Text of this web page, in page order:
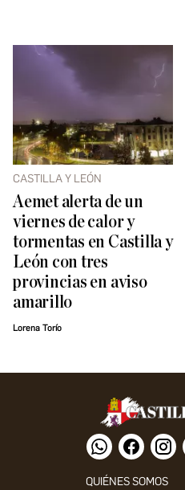
CASTILLA Y LEÓN
Aemet alerta de un
viernes de calor y
tormentas en Castilla y
León con tres
provincias en aviso
amarillo
Lorena Torío
QUIÉNES SOMOS